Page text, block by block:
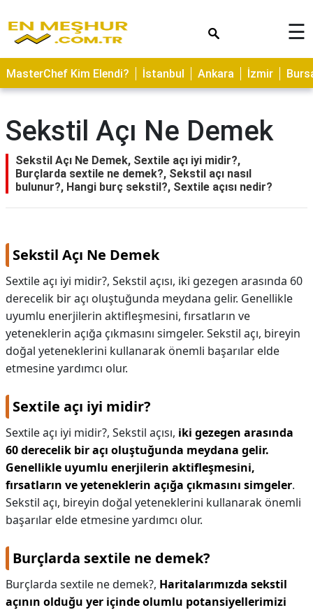
ASTROLOJİ
SAĞLIK
TARİFLERİ
GEZİLECEK
YERLER
ALANLARI
HAMİLELİK
KAPLICALAR
İLETİŞİM
☰
MasterChef Kim Elendi? İstanbul Ankara İzmir
Sekstil Açı Ne Demek
Sekstil Açı Ne Demek, Sextile açı iyi midir?,
Burçlarda sextile ne demek?, Sekstil açı nasıl
bulunur?, Hangi burç sekstil?, Sextile açısı nedir?
Sekstil Açı Ne Demek
Sextile açı iyi midir?, Sekstil açısı, iki gezegen arasında 60
derecelik bir açı oluştuğunda meydana gelir. Genellikle
uyumlu enerjilerin aktifleşmesini, fırsatların ve
yeteneklerin açığa çıkmasını simgeler. Sekstil açı, bireyin
doğal yeteneklerini kullanarak önemli başarılar elde
etmesine yardımcı olur.
Sextile açı iyi midir?
Sextile açı iyi midir?, Sekstil açısı, iki gezegen arasında
60 derecelik bir açı oluştuğunda meydana gelir.
Genellikle uyumlu enerjilerin aktifleşmesini,
fırsatların ve yeteneklerin açığa çıkmasını simgeler.
Sekstil açı, bireyin doğal yeteneklerini kullanarak önemli
başarılar elde etmesine yardımcı olur.
Burçlarda sextile ne demek?
Burçlarda sextile ne demek?, Haritalarımızda sekstil
açının olduğu yer içinde olumlu potansiyellerimizi